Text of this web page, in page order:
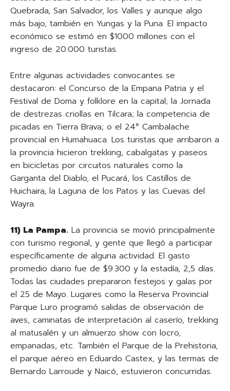
Quebrada, San Salvador, los Valles y aunque algo
más bajo, también en Yungas y la Puna. El impacto
económico se estimó en $1000 millones con el
ingreso de 20.000 turistas.
Entre algunas actividades convocantes se
destacaron: el Concurso de la Empana Patria y el
Festival de Doma y folklore en la capital; la Jornada
de destrezas criollas en Tilcara; la competencia de
picadas en Tierra Brava; o el 24° Cambalache
provincial en Humahuaca. Los turistas que arribaron a
la provincia hicieron trekking, cabalgatas y paseos
en bicicletas por circuitos naturales como la
Garganta del Diablo, el Pucará, los Castillos de
Huichaira, la Laguna de los Patos y las Cuevas del
Wayra.
11) La Pampa. La provincia se movió principalmente
con turismo regional, y gente que llegó a participar
específicamente de alguna actividad. El gasto
promedio diario fue de $9.300 y la estadía, 2,5 días.
Todas las ciudades prepararon festejos y galas por
el 25 de Mayo. Lugares como la Reserva Provincial
Parque Luro programó salidas de observación de
aves, caminatas de interpretación al caserío, trekking
al matusalén y un almuerzo show con locro,
empanadas, etc. También el Parque de la Prehistoria,
el parque aéreo en Eduardo Castex, y las termas de
Bernardo Larroude y Naicó, estuvieron concurridas.